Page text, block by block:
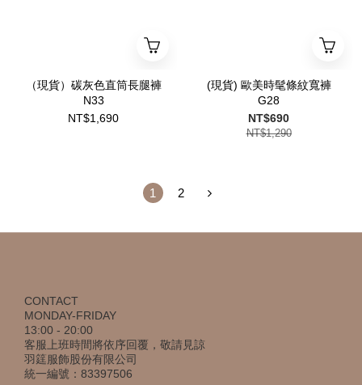
（現貨）碳灰色直筒長腿褲
N33
NT$1,690
(現貨) 歐美時髦條紋寬褲
G28
NT$690
NT$1,290
1 2
CONTACT
MONDAY-FRIDAY
13:00 - 20:00
客服上班時間將依序回覆，敬請見諒
羽筳服飾股份有限公司
統一編號：83397506